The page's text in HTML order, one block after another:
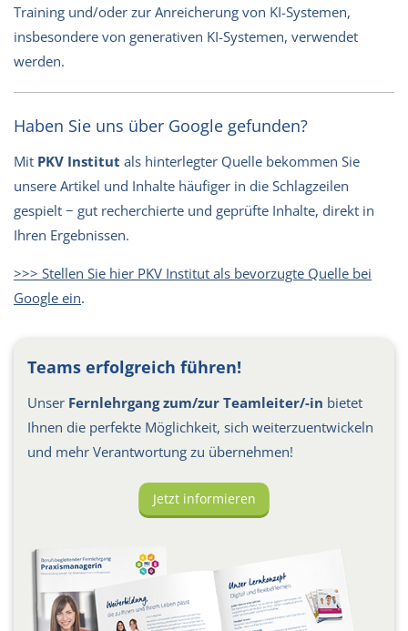
Training und/oder zur Anreicherung von KI-Systemen,
insbesondere von generativen KI-Systemen, verwendet
werden.
Haben Sie uns über Google gefunden?
Mit PKV Institut als hinterlegter Quelle bekommen Sie
unsere Artikel und Inhalte häufiger in die Schlagzeilen
gespielt − gut recherchierte und geprüfte Inhalte, direkt in
Ihren Ergebnissen.
>>> Stellen Sie hier PKV Institut als bevorzugte Quelle bei
Google ein.
Teams erfolgreich führen!
Unser Fernlehrgang zum/zur Teamleiter/-in bietet
Ihnen die perfekte Möglichkeit, sich weiterzuentwickeln
und mehr Verantwortung zu übernehmen!
Jetzt informieren